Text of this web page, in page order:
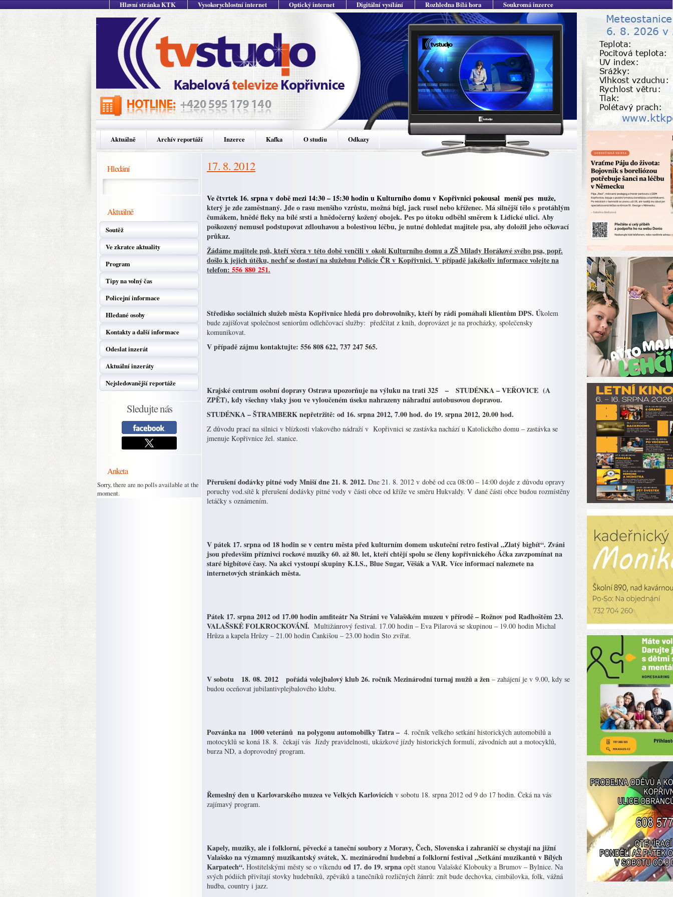
Hlavní stránka KTK Vysokorychlostní internet Optický internet Digitální vysílání Rozhledna Bílá hora Soukromá inzerce
Aktuálně Archív reportáží Inzerce Kafka O studiu Odkazy
Hledání
Aktuálně
Soutěž
Ve zkratce aktuality
Program
Tipy na volný čas
Policejní informace
Hledané osoby
Kontakty a další informace
Odeslat inzerát
Aktuální inzeráty
Nejsledovanější reportáže
Sledujte nás
Anketa
Sorry, there are no polls available at the
moment.
17. 8. 2012
Ve čtvrtek 16. srpna v době mezi 14:30 – 15:30 hodin u Kulturního domu v Kopřivnici pokousal menší pes muže,
který je zde zaměstnaný. Jde o rasu menšího vzrůstu, možná bígl, jack rusel nebo kříženec. Má silnější tělo s protáhlým
čumákem, hnědé fleky na bílé srsti a hnědočerný kožený obojek. Pes po útoku odběhl směrem k Lidické ulici. Aby
poškozený nemusel podstupovat zdlouhavou a bolestivou léčbu, je nutné dohledat majitele psa, aby doložil jeho očkovací
průkaz.
Žádáme majitele psů, kteří včera v této době venčili v okolí Kulturního domua ZŠ Milady Horákové svého psa, popř.
došlo k jejich útěku, nechť se dostaví na služebnu Policie ČR v Kopřivnici. V případě jakékoliv informace volejte na
telefon: 556 880 251.
Středisko sociálních služeb města Kopřivnice hledá pro dobrovolníky, kteří by rádi pomáhali klientům DPS. Úkolem
bude zajišťovat společnost seniorům odlehčovací služby: předčítat z knih, doprovázet je na procházky, společensky
komunikovat.
V případě zájmu kontaktujte: 556 808 622, 737 247 565.
Krajské centrum osobní dopravy Ostrava upozorňuje na výluku na trati 325 – STUDÉNKA – VEŘOVICE (A
ZPĚT), kdy všechny vlaky jsou ve vyloučeném úseku nahrazeny náhradní autobusovou dopravou.
STUDÉNKA – ŠTRAMBERK nepřetržitě: od 16. srpna 2012, 7.00 hod. do 19. srpna 2012, 20.00 hod.
Z důvodu prací na silnici v blízkosti vlakového nádraží v Kopřivnici se zastávka nachází u Katolického domu – zastávka se
jmenuje Kopřivnice žel. stanice.
Přerušení dodávky pitné vody Mniší dne 21. 8. 2012. Dne 21. 8. 2012 v době od cca 08:00 – 14:00 dojde z důvodu opravy
poruchy vod.sítě k přerušení dodávky pitné vody v části obce od kříže ve směru Hukvaldy. V dané části obce budou rozmístěny
letáčky s oznámením.
V pátek 17. srpna od 18 hodin se v centru města před kulturním domem uskuteční retro festival „Zlatý bigbít“. Zváni
jsou především příznivci rockové muziky 60. až 80. let, kteří chtějí spolu se členy kopřivnického Áčka zavzpomínat na
staré bigbítové časy. Na akci vystoupí skupiny K.I.S., Blue Sugar, Věšák a VAR. Více informací naleznete na
internetových stránkách města.
Pátek 17. srpna 2012 od 17.00 hodin amfiteátr Na Stráni ve Valašském muzeu v přírodě – Rožnov pod Radhoštěm 23.
VALAŠSKÉ FOLKROCKOVÁNÍ. Multižánrový festival. 17.00 hodin – Eva Pilarová se skupinou – 19.00 hodin Michal
Hrůza a kapela Hrůzy – 21.00 hodin Čankišou – 23.00 hodin Sto zvířat.
V sobotu 18. 08. 2012 pořádá volejbalový klub 26. ročník Mezinárodní turnaj mužů a žen – zahájení je v 9.00, kdy se
budou oceňovat jubilantivplejbalového klubu.
Pozvánka na 1000 veteránů na polygonu automobilky Tatra – 4. ročník velkého setkání historických automobilů a
motocyklů se koná 18. 8. čekají vás Jízdy pravidelnosti, ukázkové jízdy historických formulí, závodních aut a motocyklů,
burza ND, a doprovodný program.
Řemeslný den u Karlovarského muzea ve Velkých Karlovicích v sobotu 18. srpna 2012 od 9 do 17 hodin. Čeká na vás
zajímavý program.
Kapely, muziky, ale i folklorní, pěvecké a taneční soubory z Moravy, Čech, Slovenska i zahraničí se chystají na jižní
Valašsko na významný muzikantský svátek, X. mezinárodní hudební a folklorní festival „Setkání muzikantů v Bílých
Karpatech“. Hostitelskými městy se o víkendu od 17. do 19. srpna opět stanou Valašské Klobouky a Brumov – Bylnice. Na
svých pódiích přivítají stovky hudebníků, zpěváků a tanečníků rozličných žánrů: znít bude dechovka, cimbálovka, folk, vážná
hudba, country i jazz.
.